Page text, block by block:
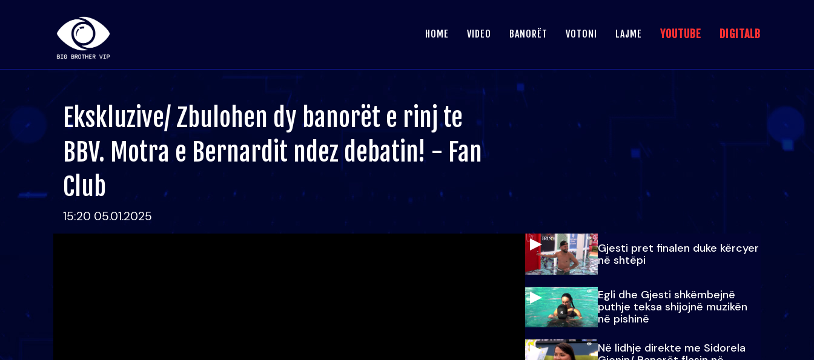
HOME VIDEO BANORËT VOTONI LAJME YOUTUBE DIGITALB
Ekskluzive/ Zbulohen dy banorët e rinj te
BBV. Motra e Bernardit ndez debatin! - Fan
Club
15:20 05.01.2025
Gjesti pret finalen duke kërcyer
në shtëpi
Egli dhe Gjesti shkëmbejnë
puthje teksa shijojnë muzikën
në pishinë
Në lidhje direkte me Sidorela